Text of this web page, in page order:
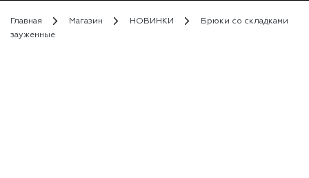
Главная Магазин НОВИНКИ
Брюки со складками
зауженные